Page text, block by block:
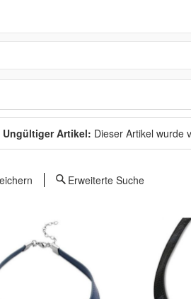
Ungültiger Artikel: Dieser Artikel wurde
Erweiterte Suche